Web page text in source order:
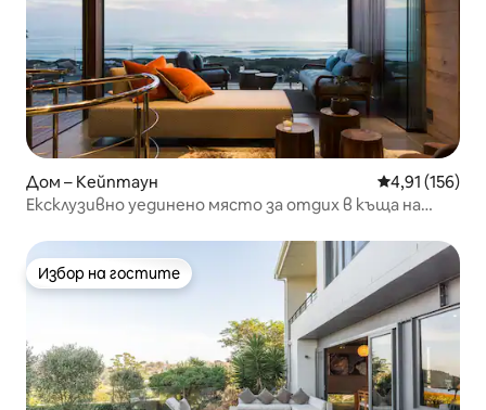
Дом – Кейптаун Средна
4,91 (156)
Ексклузивно уединено място за отдих в къща на
Избор на гостите
Избор на гостите